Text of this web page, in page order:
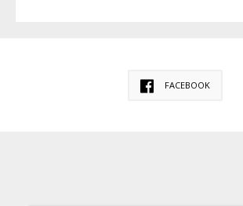
FACEBOOK